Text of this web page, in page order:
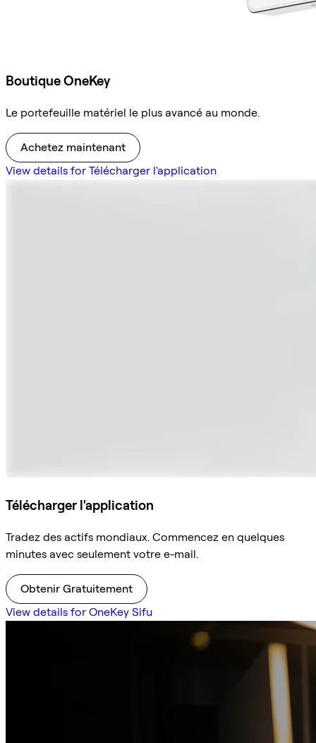
Boutique OneKey
Le portefeuille matériel le plus avancé au monde.
Achetez maintenant
View details for Télécharger l'application
Télécharger l'application
Tradez des actifs mondiaux. Commencez en quelques
minutes avec seulement votre e-mail.
Obtenir Gratuitement
View details for OneKey Sifu